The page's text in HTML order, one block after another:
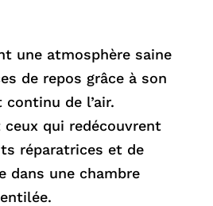
une atmosphère saine
de repos grâce à son
de l’air.
qui redécouvrent
réparatrices et de
dans une chambre